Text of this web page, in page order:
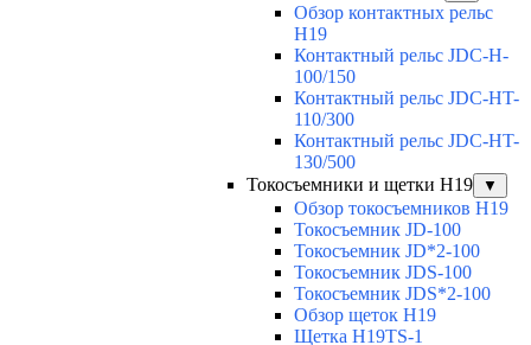
Обзор контактных рельс
H19
Контактный рельс JDC-H-
100/150
Контактный рельс JDC-HT-
110/300
Контактный рельс JDC-HT-
130/500
Токосъемники и щетки H19
▼
Обзор токосъемников H19
Токосъемник JD-100
Токосъемник JD*2-100
Токосъемник JDS-100
Токосъемник JDS*2-100
Обзор щеток H19
Щетка H19TS-1